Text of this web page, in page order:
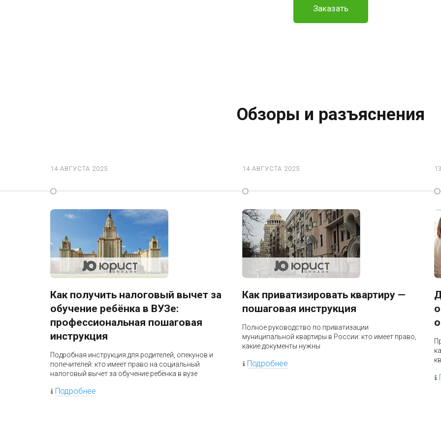
Заказать
Обзоры и разъяснения
14 АВГУСТА 2025
Как получить налоговый вычет за
обучение ребёнка в ВУЗе:
профессиональная пошаговая
инструкция
Подробная инструкция для родителей, опекунов и
попечителей: кто имеет право на социальный
налоговый вычет за обучение ребёнка в вузе
Подробнее
14 АВГУСТА 2025
Как приватизировать квартиру —
пошаговая инструкция
Полное руководство по приватизации
муниципальной квартиры в России: кто имеет право,
какие документы нужны
Подробнее